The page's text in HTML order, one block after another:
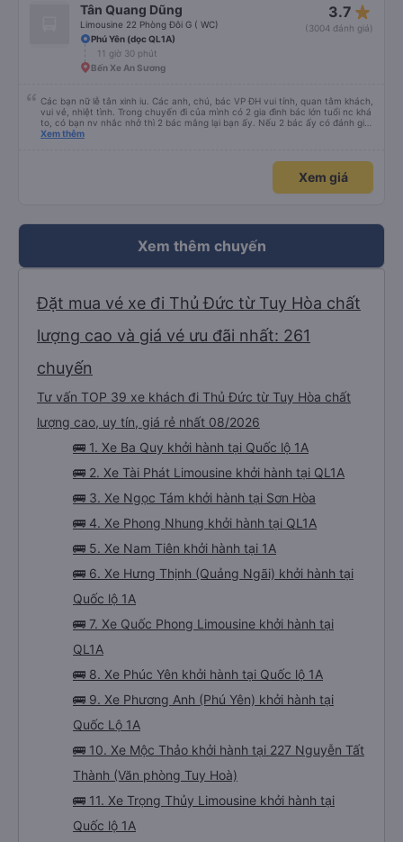
Tân Quang Dũng
Limousine 22 Phòng Đôi G ( WC)
3.7 star_rate
(3004 đánh giá)
Phú Yên (dọc QL1A)
11 giờ 30 phút
Bến Xe An Sương
Các bạn nữ lễ tân xinh iu. Các anh, chú, bác VP ĐH vui tính, quan tâm khách,
vui vẻ, nhiệt tình. Trong chuyến đi của mình có 2 gia đình bác lớn tuổi nc khá
to, có bạn nv nhắc nhở thì 2 bác mắng lại bạn ấy. Nếu 2 bác ấy có đánh giá
xấu thì mình ngược lại nha. Bạn ấy nhắc nhở rất đúng. 2 bác nói rất to. To
bạn ấy nha. Nếu bạn ấy bị trừ thì bảo bạn ấy liên hệ sđt của mình, mình hỗ
trợ ạ. Số mình đuôi 666, chuyến ĐH-NT ngày 16/1. À các bạn nữ lễ tân xinh
iu còn đổi cho mình phòng đơn sang đôi xong còn note là (một mình) yêu
Xem thêm
Xem giá
Xem thêm chuyến
Đặt mua vé xe đi Thủ Đức từ Tuy Hòa chất
lượng cao và giá vé ưu đãi nhất: 261
chuyến
Tư vấn TOP 39 xe khách đi Thủ Đức từ Tuy Hòa chất
lượng cao, uy tín, giá rẻ nhất 08/2026
🚌 1. Xe Ba Quy khởi hành tại Quốc lộ 1A
🚌 2. Xe Tài Phát Limousine khởi hành tại QL1A
🚌 3. Xe Ngọc Tám khởi hành tại Sơn Hòa
🚌 4. Xe Phong Nhung khởi hành tại QL1A
🚌 5. Xe Nam Tiên khởi hành tại 1A
🚌 6. Xe Hưng Thịnh (Quảng Ngãi) khởi hành tại
Quốc lộ 1A
🚌 7. Xe Quốc Phong Limousine khởi hành tại
QL1A
🚌 8. Xe Phúc Yên khởi hành tại Quốc lộ 1A
🚌 9. Xe Phương Anh (Phú Yên) khởi hành tại
Quốc Lộ 1A
🚌 10. Xe Mộc Thảo khởi hành tại 227 Nguyễn Tất
Thành (Văn phòng Tuy Hoà)
🚌 11. Xe Trọng Thủy Limousine khởi hành tại
Quốc lộ 1A